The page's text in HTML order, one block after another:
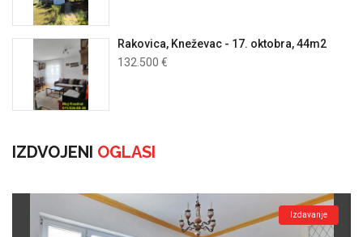
Rakovica, Kneževac - 17. oktobra, 44m2
132.500 €
IZDVOJENI OGLASI
Izdavanje